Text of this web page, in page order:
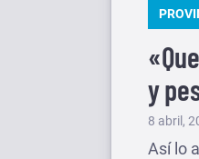
y
el
8 abril,
Así lo